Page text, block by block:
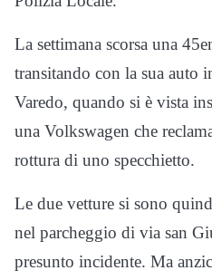
La settimana scorsa una
transitando con la sua auto
Varedo, quando si è vista
una Volkswagen che
rottura di uno specchietto.
Le due vetture si sono
nel parcheggio di via san
presunto incidente. Ma